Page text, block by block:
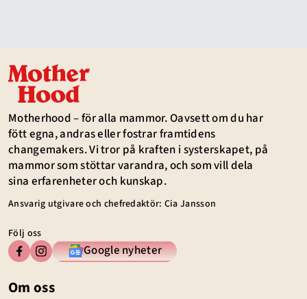
Motherhood – för alla mammor. Oavsett om du har
fött egna, andras eller fostrar framtidens
changemakers. Vi tror på kraften i systerskapet, på
mammor som stöttar varandra, och som vill dela
sina erfarenheter och kunskap.
Ansvarig utgivare och chefredaktör: Cia Jansson
Följ oss
Google nyheter
Om oss